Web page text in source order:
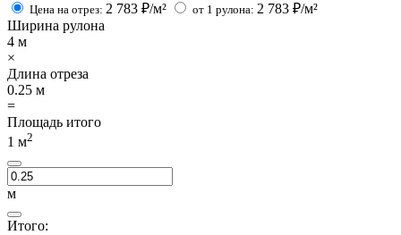
Цена на отрез: 2 783 ₽/м² от 1 рулона: 2 783 ₽/м²
Ширина рулона
4 м
×
Длина отреза
0.25 м
=
Площадь итого
1 м2
м
Итого: